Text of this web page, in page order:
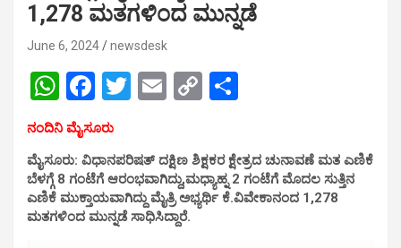
1,278 ಮತಗಳಿಂದ ಮುನ್ನಡೆ
June 6, 2024 newsdesk
W
h
at
s
A
p
F
a
ce
b
o
o
T
er
E
C
Li
n
e
ನಂದಿನಿ ಮೈಸೂರು
ಮೈಸೂರು: ವಿಧಾನಪರಿಷತ್ ದಕ್ಷಿಣ ಶಿಕ್ಷಕರ ಕ್ಷೇತ್ರದ ಚುನಾವಣೆ ಮತ ಎಣಿಕೆ
ಬೆಳಗ್ಗೆ 8 ಗಂಟೆಗೆ ಆರಂಭವಾಗಿದ್ದು,ಮಧ್ಯಾಹ್ನ 2 ಗಂಟೆಗೆ ಮೊದಲ ಸುತ್ತಿನ
ಎಣಿಕೆ ಮುಕ್ತಾಯವಾಗಿದ್ದು ಮೈತ್ರಿ ಅಭ್ಯರ್ಥಿ ಕೆ.ವಿವೇಕಾನಂದ 1,278
ಮತಗಳಿಂದ ಮುನ್ನಡೆ ಸಾಧಿಸಿದ್ದಾರೆ.